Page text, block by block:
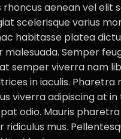
aenean vel elit
scelerisque varius
habitasse platea
Semper
semper viverra nam
in iaculis.
viverra adipiscing at
odio. Mauris
mus.